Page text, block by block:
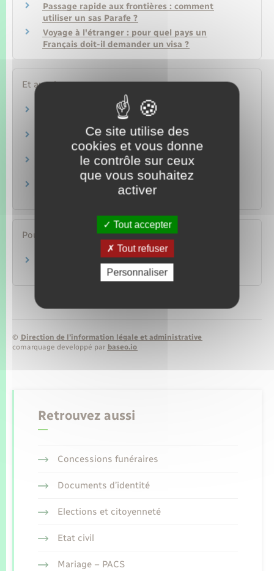
Passage rapide aux frontières : comment
utiliser un sas Parafe ?
Voyage à l'étranger : pour quel pays un
Français doit-il demander un visa ?
Et aussi
Papiers – Citoyenneté – Élections
Voyager hors Europe
Étranger – Europe
Autorisation de sortie du territoire (AST)
Étranger – Europe
Légalisation de signature
Papiers – Citoyenneté – Élections
Pour en savoir plus
Conditions d'entrée et de séjour au Maroc
Ministère chargé de l'Europe et des affaires étrangères
© Direction de l’information légale et administrative
comarquage developpé par baseo.io
Retrouvez aussi
Concessions funéraires
Documents d’identité
Elections et citoyenneté
Etat civil
Mariage – PACS
Ce site utilise des
cookies et vous donne
le contrôle sur ceux
que vous souhaitez
activer
Tout accepter
Tout refuser
Personnaliser